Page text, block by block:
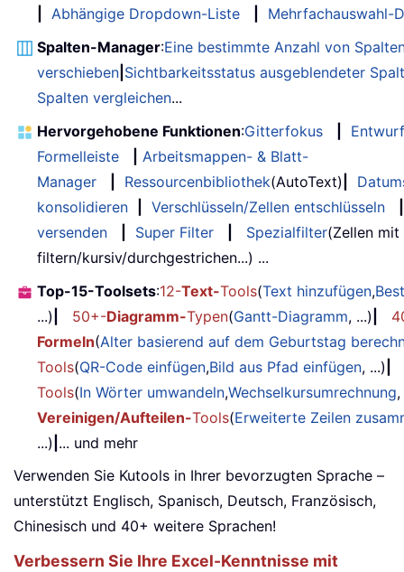
Abhängige Dropdown-Liste
Mehrfachauswahl-
Spalten-Manager:Eine bestimmte Anzahl von
verschieben Sichtbarkeitsstatus ausgeblendeter
Spalten vergleichen...
Hervorgehobene Funktionen:Gitterfokus
Entwurf
Formelleiste
Arbeitsmappen- & Blatt-
Manager
Ressourcenbibliothek(AutoText)
konsolidieren
Verschlüsseln/Zellen entschlüsseln
versenden
Super Filter Spezialfilter(Zellen
filtern/kursiv/durchgestrichen...) ...
Top-15-Toolsets:12-Text-Tools(Text hinzufügen,
...)
50+-Diagramm-Typen(Gantt-Diagramm, ...)
Formeln(Alter basierend auf dem Geburtstag
Tools(QR-Code einfügen,Bild aus Pfad einfügen, ...)
Tools(In Wörter umwandeln,Wechselkursumrechnung
Vereinigen/Aufteilen-Tools(Erweiterte Zeilen
...) ... und mehr
Verwenden Sie Kutools in Ihrer bevorzugten Sprache –
unterstützt Englisch, Spanisch, Deutsch, Französisch,
Chinesisch und 40+ weitere Sprachen!
Verbessern Sie Ihre Excel-Kenntnisse mit